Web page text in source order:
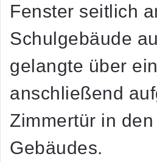
Fenster seitlich
Schulgebäude
gelangte über
anschließend
Zimmertür in
Gebäudes.